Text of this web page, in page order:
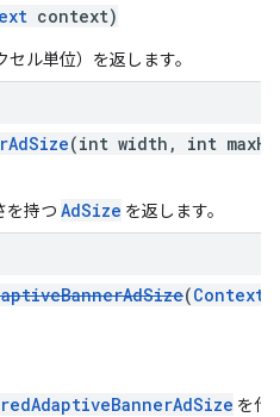
context)
ル単位）を返します。
(int width, int maxHe
を持つ AdSize を返します。
(Context
を代